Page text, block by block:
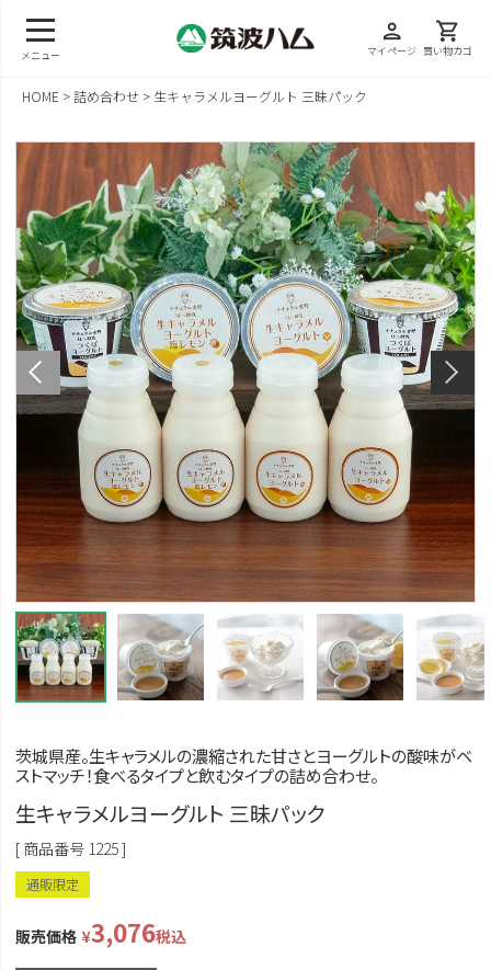
メニュー
person
マイページ
shopping_cart
買い物カゴ
HOME 詰め合わせ 生キャラメルヨーグルト 三昧パック
茨城県産。生キャラメルの濃縮された甘さとヨーグルトの酸味がベ
ストマッチ！食べるタイプと飲むタイプの詰め合わせ。
生キャラメルヨーグルト 三昧パック
商品番号 1225
通販限定
販売価格 ¥3,076税込